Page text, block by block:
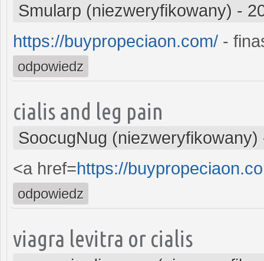
Smularp (niezweryfikowany) -
https://buypropeciaon.com/ -
odpowiedz
cialis and leg pain
SoocugNug (niezweryfikowany)
<a href=https://
odpowiedz
viagra levitra or cialis